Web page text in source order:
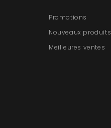
Promotions
Nouveaux produits
Meilleures ventes